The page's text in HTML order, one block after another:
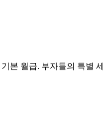
본 월급. 부자들의 특별